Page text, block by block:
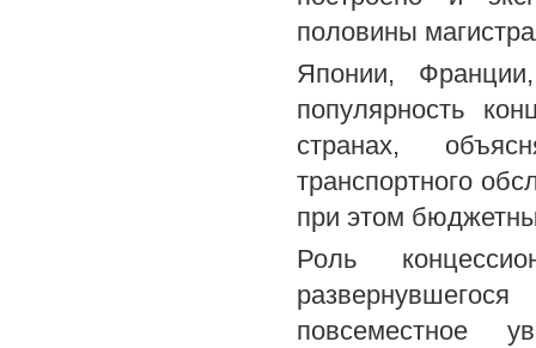
половины
Японии,
популярность
странах,
транспортного
при этом
Роль
повсеместное